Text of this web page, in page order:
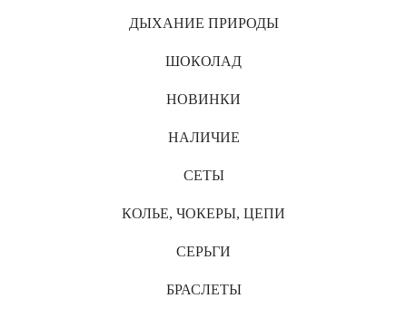
ДЫХАНИЕ ПРИРОДЫ
ШОКОЛАД
НОВИНКИ
НАЛИЧИЕ
СЕТЫ
КОЛЬЕ, ЧОКЕРЫ, ЦЕПИ
СЕРЬГИ
БРАСЛЕТЫ